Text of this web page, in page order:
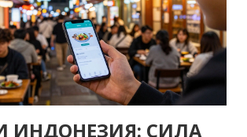
ИНДОНЕЗИЯ: СИЛА